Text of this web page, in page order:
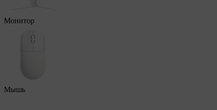
Монитор
Мышь